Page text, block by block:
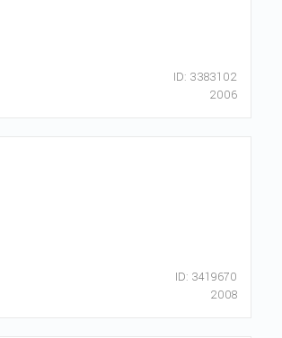
ID: 3383102
2006
ID: 3419670
2008